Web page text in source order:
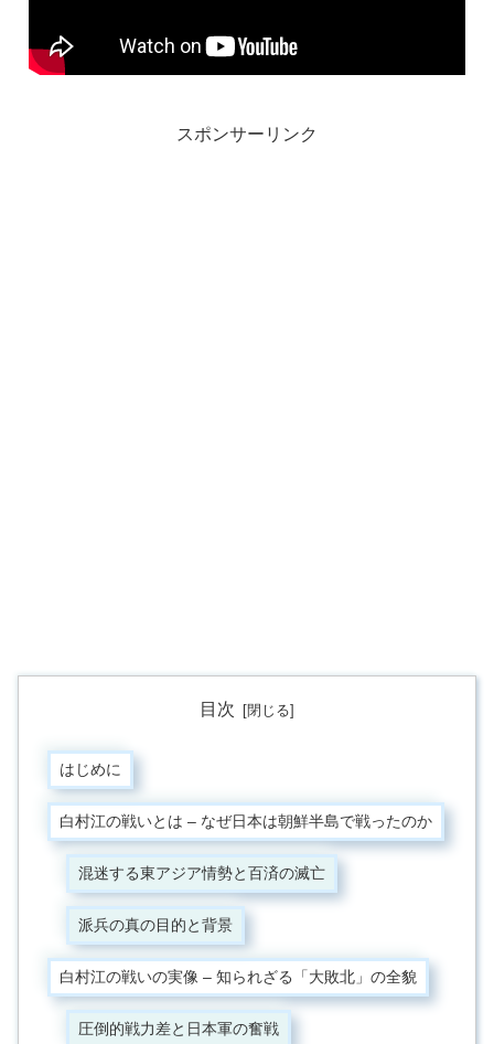
スポンサーリンク
目次
はじめに
白村江の戦いとは – なぜ日本は朝鮮半島で戦ったのか
混迷する東アジア情勢と百済の滅亡
派兵の真の目的と背景
白村江の戦いの実像 – 知られざる「大敗北」の全貌
圧倒的戦力差と日本軍の奮戦